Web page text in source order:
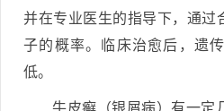
并在专业医生的指导下，通过
子的概率。临床治愈后，遗
低。
牛皮癣（银屑病）有一定